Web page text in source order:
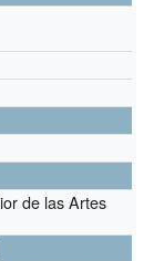
de las Artes